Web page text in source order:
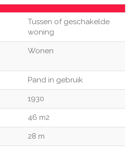
Tussen of geschakelde
woning
Wonen
Pand in gebruik
1930
46 m2
28 m